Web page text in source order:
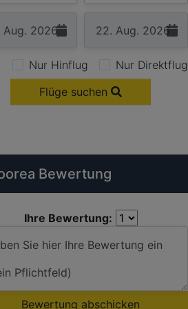
Nur Hinflug
Nur Direktflug
Flüge suchen
Bewertung
Ihre Bewertung:
Bewertung abschicken